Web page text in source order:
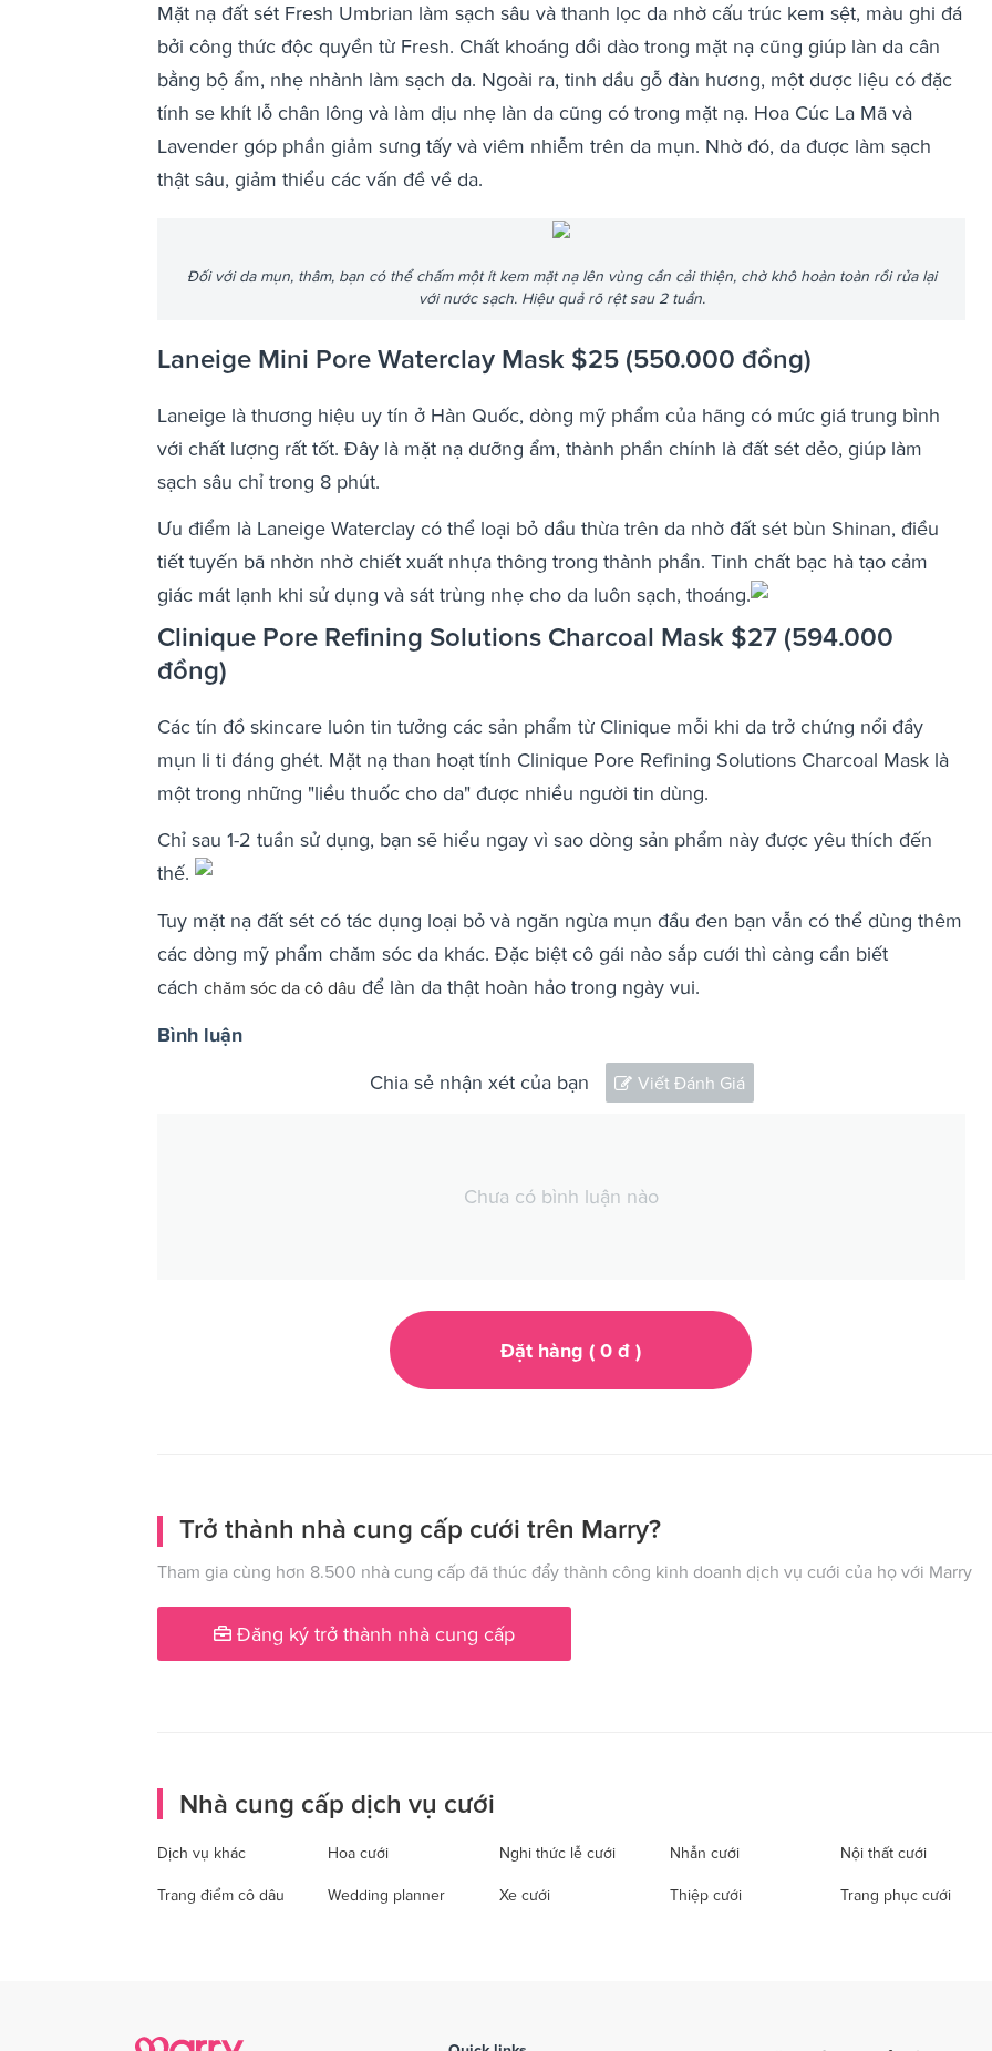
Mặt nạ đất sét Fresh Umbrian làm sạch sâu và thanh lọc da nhờ cấu trúc kem sệt, màu ghi đá
bởi công thức độc quyền từ Fresh. Chất khoáng dồi dào trong mặt nạ cũng giúp làn da cân
bằng bộ ẩm, nhẹ nhành làm sạch da. Ngoài ra, tinh dầu gỗ đàn hương, một dược liệu có đặc
tính se khít lỗ chân lông và làm dịu nhẹ làn da cũng có trong mặt nạ. Hoa Cúc La Mã và
Lavender góp phần giảm sưng tấy và viêm nhiễm trên da mụn. Nhờ đó, da được làm sạch
thật sâu, giảm thiểu các vấn đề về da.
Đối với da mụn, thâm, bạn có thể chấm một ít kem mặt nạ lên vùng cần cải thiện, chờ khô hoàn toàn rồi rửa lại
với nước sạch. Hiệu quả rõ rệt sau 2 tuần.
Laneige Mini Pore Waterclay Mask $25 (550.000 đồng)
Laneige là thương hiệu uy tín ở Hàn Quốc, dòng mỹ phẩm của hãng có mức giá trung bình
với chất lượng rất tốt. Đây là mặt nạ dưỡng ẩm, thành phần chính là đất sét dẻo, giúp làm
sạch sâu chỉ trong 8 phút.
Ưu điểm là Laneige Waterclay có thể loại bỏ dầu thừa trên da nhờ đất sét bùn Shinan, điều
tiết tuyến bã nhờn nhờ chiết xuất nhựa thông trong thành phần. Tinh chất bạc hà tạo cảm
giác mát lạnh khi sử dụng và sát trùng nhẹ cho da luôn sạch, thoáng.
Clinique Pore Refining Solutions Charcoal Mask $27 (594.000
đồng)
Các tín đồ skincare luôn tin tưởng các sản phẩm từ Clinique mỗi khi da trở chứng nổi đầy
mụn li ti đáng ghét. Mặt nạ than hoạt tính Clinique Pore Refining Solutions Charcoal Mask là
một trong những "liều thuốc cho da" được nhiều người tin dùng.
Chỉ sau 1-2 tuần sử dụng, bạn sẽ hiểu ngay vì sao dòng sản phẩm này được yêu thích đến
thế.
Tuy mặt nạ đất sét có tác dụng loại bỏ và ngăn ngừa mụn đầu đen bạn vẫn có thể dùng thêm
các dòng mỹ phẩm chăm sóc da khác. Đặc biệt cô gái nào sắp cưới thì càng cần biết
cách chăm sóc da cô dâu để làn da thật hoàn hảo trong ngày vui.
Bình luận
Chia sẻ nhận xét của bạn Viết Đánh Giá
Chưa có bình luận nào
Đặt hàng ( 0đ )
Trở thành nhà cung cấp cưới trên Marry?
Tham gia cùng hơn 8.500 nhà cung cấp đã thúc đẩy thành công kinh doanh dịch vụ cưới của họ với Marry
Đăng ký trở thành nhà cung cấp
Nhà cung cấp dịch vụ cưới
Dịch vụ khác Hoa cưới Nghi thức lễ cưới Nhẫn cưới Nội thất cưới
Trang điểm cô dâu Wedding planner Xe cưới Thiệp cưới Trang phục cưới